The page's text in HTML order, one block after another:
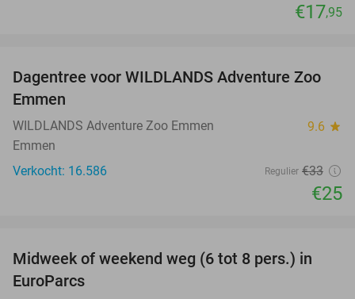
€17,95
24%
Dagentree voor WILDLANDS Adventure Zoo
Emmen
WILDLANDS Adventure Zoo Emmen 9.6 star
Emmen
Verkocht: 16.586
Regulier €33
€25
24%
Midweek of weekend weg (6 tot 8 pers.) in
EuroParcs